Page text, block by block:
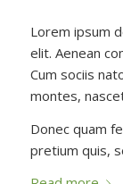
Lorem ipsum
elit. Aenean
Cum sociis
montes,
Donec quam
pretium quis,